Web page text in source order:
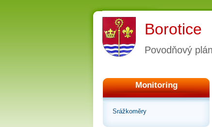
Borotice
Povodňový
Monitoring
Srážkoměry